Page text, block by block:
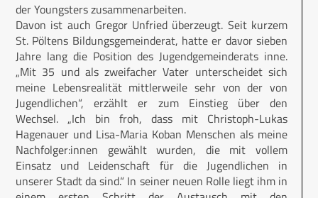
der Youngsters zusammenarbeiten.
Davon ist auch Gregor Unfried überzeugt. Seit kurzem
St. Pöltens Bildungsgemeinderat, hatte er davor sieben
Jahre lang die Position des Jugendgemeinderats inne.
„Mit 35 und als zweifacher Vater unterscheidet sich
meine Lebensrealität mittlerweile sehr von der von
Jugendlichen“, erzählt er zum Einstieg über den
Wechsel. „Ich bin froh, dass mit Christoph-Lukas
Hagenauer und Lisa-Maria Koban Menschen als meine
Nachfolger:innen gewählt wurden, die mit vollem
Einsatz und Leidenschaft für die Jugendlichen in
unserer Stadt da sind.“ In seiner neuen Rolle liegt ihm in